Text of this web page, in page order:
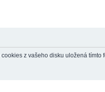
z vašeho disku uložená tímto